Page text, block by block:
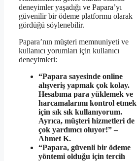
deneyimler yaşadığı ve Papara’yı
güvenilir bir ödeme platformu olarak
gördüğü söylenebilir.
Papara’nın müşteri memnuniyeti ve
kullanıcı yorumları için kullanıcı
deneyimleri:
“Papara sayesinde online
alışveriş yapmak çok kolay.
Hesabıma para yüklemek ve
harcamalarımı kontrol etmek
için sık sık kullanıyorum.
Ayrıca, müşteri hizmetleri de
çok yardımcı oluyor!” –
Ahmet K.
“Papara, güvenli bir ödeme
yöntemi olduğu için tercih